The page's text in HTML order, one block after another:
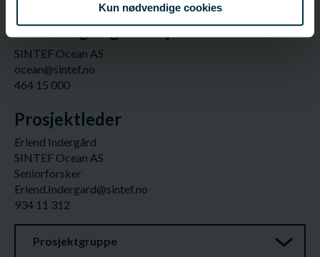
Kun nødvendige cookies
Ansvarlig organisasjon
SINTEF Ocean AS
ocean@sintef.no
464 15 000
Prosjektleder
Erlend Indergård
SINTEF Ocean AS
Seniorforsker
Erlend.Indergard@sintef.no
934 11 312
Prosjektgruppe